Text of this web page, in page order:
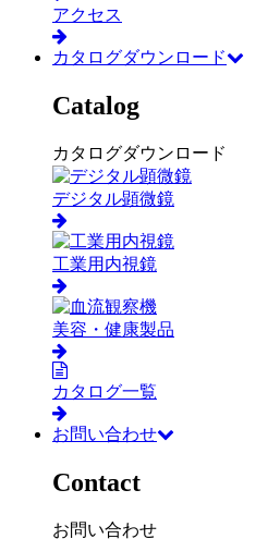
アクセス
カタログダウンロード
Catalog
カタログダウンロード
デジタル顕微鏡
工業用内視鏡
美容・健康製品
カタログ一覧
お問い合わせ
Contact
お問い合わせ